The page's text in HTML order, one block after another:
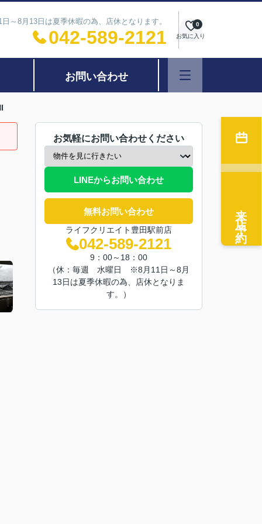
8月13日は夏季休暇の為、店休となります。
042-589-2121 お気に入り
0
お問い合わせ
お気軽にお問い合わせください
LINEからお問い合わせ
無料お問い合わせ
ライフクリエイト豊田駅前店
042-589-2121
9：00～18：00
（休：毎週 水曜日 ※8月11日～8月
13日は夏季休暇の為、店休となりま
す。）
来店予約